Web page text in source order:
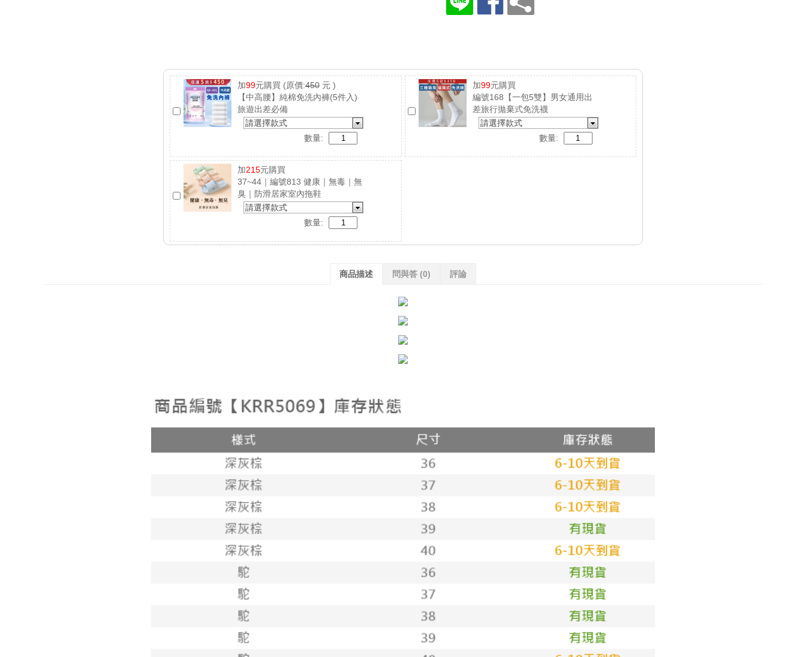
加99元購買 (原價:450 元 )
【中高腰】純棉免洗內褲(5件入)
旅遊出差必備
請選擇款式
數量:
加99元購買
編號168【一包5雙】男女通用出
差旅行拋棄式免洗襪
請選擇款式
數量:
加215元購買
37~44｜編號813 健康｜無毒｜無
臭｜防滑居家室內拖鞋
請選擇款式
數量:
商品描述 問與答 (0) 評論